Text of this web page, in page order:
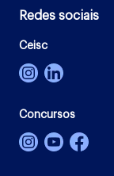
Redes sociais
Ceisc
Concursos